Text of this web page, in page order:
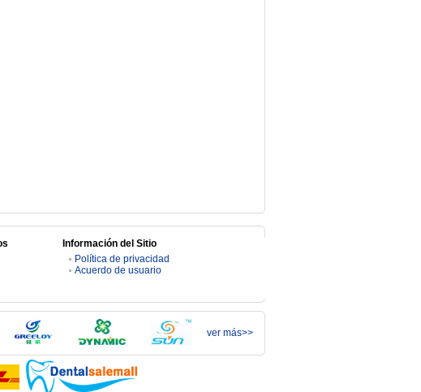
Información del Sitio
Política de privacidad
Acuerdo de usuario
ver más>>